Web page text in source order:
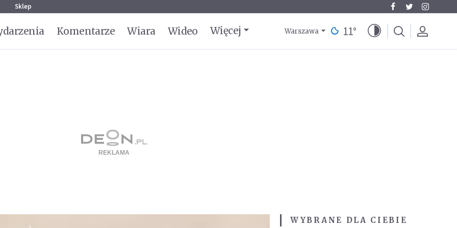
Sklep
Komentarze Wiara Wideo Więcej Warszawa 11°
WYBRANE DLA CIEBIE